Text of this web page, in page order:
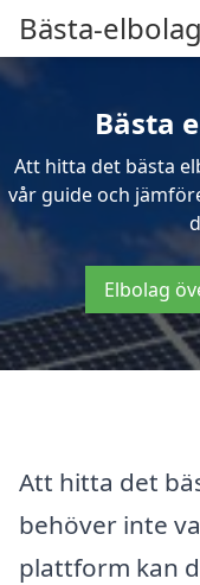
Bästa-
Bästa
Att hitta det bästa
vår guide och
Elbolag
Att hitta det
behöver inte
plattform kan